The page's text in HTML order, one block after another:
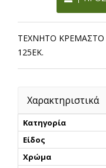
ΤΕΧΝΗΤΟ
125ΕΚ.
Χαρακτηριστικά
Κατηγορία
Είδος
Χρώμα